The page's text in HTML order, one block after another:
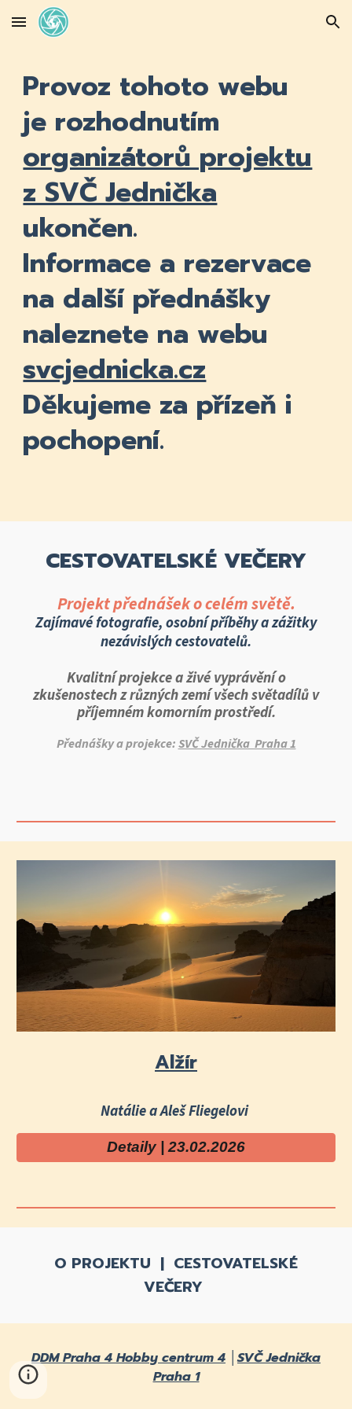
Skip to main content Skip to navigation
Provoz tohoto webu
je rozhodnutím
organizátorů projektu
z SVČ Jednička
ukončen.
Informace a rezervace
na další přednášky
naleznete na webu
svcjednicka.cz
Děkujeme za přízeň i
pochopení.
CESTOVATELSKÉ VEČERY
Projekt přednášek o celém světě.
Zajímavé fotografie, osobní příběhy a zážitky
nezávislých cestovatelů.
Kvalitní projekce a živé vyprávění o
zkušenostech z různých zemí všech světadílů v
příjemném komorním prostředí.
Přednášky a projekce:SVČ Jednička Praha 1
Alžír
Natálie a Aleš Fliegelovi
Detaily | 23.02.2026
O PROJEKTU | CESTOVATELSKÉ
VEČERY
DDM Praha 4 Hobby centrum 4 │SVČ Jednička
Praha 1